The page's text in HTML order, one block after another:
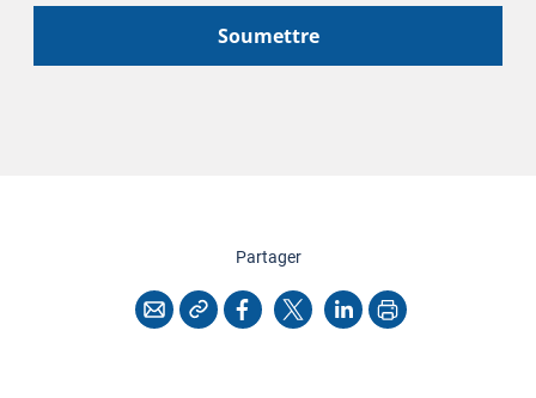
Soumettre
Partagercette page
CourrielCopier l'adresse
Facebook
X LinkedInImprimer